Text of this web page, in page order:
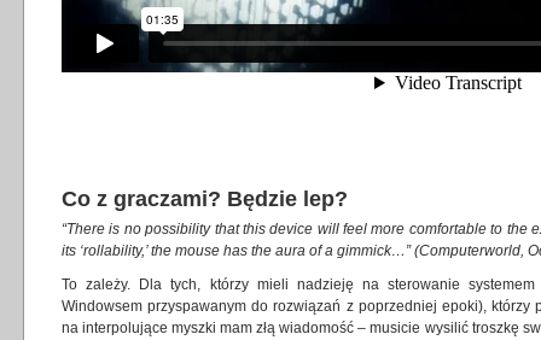
Co z graczami? Będzie lep?
“There is no possibility that this device will feel more comfortable to the
its ‘rollability,’ the mouse has the aura of a gimmick…” (Computerworld,
To zależy. Dla tych, którzy mieli nadzieję na sterowanie systemem
Windowsem przyspawanym do rozwiązań z poprzedniej epoki),
na interpolujące myszki mam złą wiadomość – musicie wysilić troszkę